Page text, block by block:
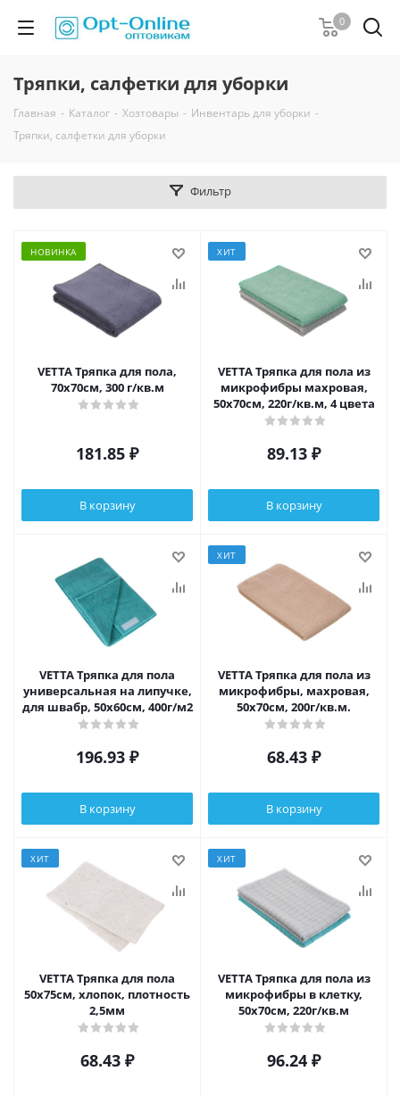
0
Тряпки, салфетки для уборки
Главная - Каталог - Хозтовары - Инвентарь для уборки -
Тряпки, салфетки для уборки
Фильтр
НОВИНКА
VETTA Тряпка для пола,
70х70см, 300 г/кв.м
181.85 ₽
В корзину
ХИТ
VETTA Тряпка для пола из
микрофибры махровая,
50х70см, 220г/кв.м, 4 цвета
89.13 ₽
В корзину
VETTA Тряпка для пола
универсальная на липучке,
для швабр, 50х60см, 400г/м2
196.93 ₽
В корзину
ХИТ
VETTA Тряпка для пола из
микрофибры, махровая,
50х70см, 200г/кв.м.
68.43 ₽
В корзину
ХИТ
VETTA Тряпка для пола
50х75см, хлопок, плотность
2,5мм
68.43 ₽
ХИТ
VETTA Тряпка для пола из
микрофибры в клетку,
50х70см, 220г/кв.м
96.24 ₽